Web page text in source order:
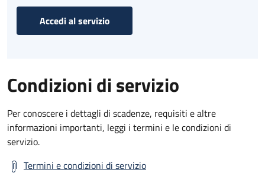
Accedi al servizio
Condizioni di servizio
Per conoscere i dettagli di scadenze, requisiti e altre
informazioni importanti, leggi i termini e le condizioni di
servizio.
Termini e condizioni di servizio